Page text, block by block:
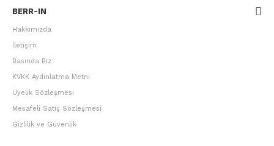
BERR-IN
Hakkımızda
İletişim
Basında Biz
KVKK Aydınlatma Metni
Üyelik Sözleşmesi
Mesafeli Satış Sözleşmesi
Gizlilik ve Güvenlik